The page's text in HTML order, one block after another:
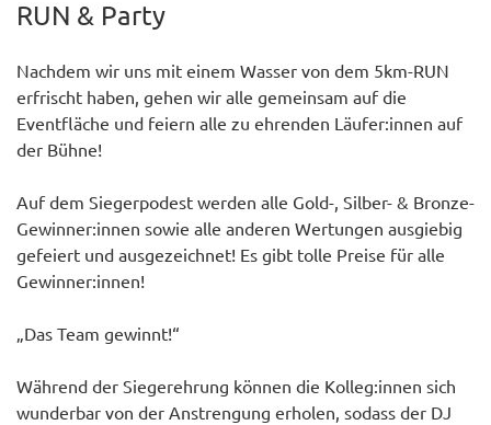
RUN & Party
Nachdem wir uns mit einem Wasser von dem 5km-RUN
erfrischt haben, gehen wir alle gemeinsam auf die
Eventfläche und feiern alle zu ehrenden Läufer:innen auf
der Bühne!
Auf dem Siegerpodest werden alle Gold-, Silber- & Bronze-
Gewinner:innen sowie alle anderen Wertungen ausgiebig
gefeiert und ausgezeichnet! Es gibt tolle Preise für alle
Gewinner:innen!
„Das Team gewinnt!“
Während der Siegerehrung können die Kolleg:innen sich
wunderbar von der Anstrengung erholen, sodass der DJ